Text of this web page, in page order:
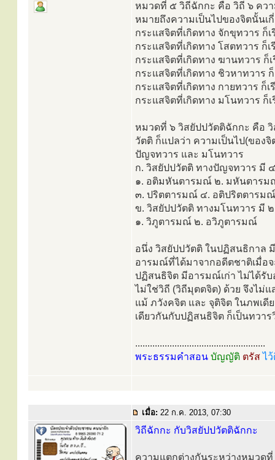
หมวดที่ ๕ วิถีฉักกะ คือ วิถี ๖ คว
หมายถึงความเป็นไปของจิตนั้นเ
กระแสจิตที่เกิดทาง จักขุทวาร ก็
กระแสจิตที่เกิดทาง โสตทวาร ก็
กระแสจิตที่เกิดทาง ฆานทวาร ก็
กระแสจิตที่เกิดทาง ชิวหาทวาร
กระแสจิตที่เกิดทาง กายทวาร ก็เ
กระแสจิตที่เกิดทาง มโนทวาร ก็
หมวดที่ ๖ วิสยัปปวัตติฉักกะ คือ
วัตติ ก็แปลว่า ความเป็นไป(ของ
ปัญจทวาร และ มโนทวาร
ก. วิสยัปปวัตติ ทางปัญจทวาร มี
๑. อติมหันตารมณ์ ๒. มหันตารม
๓. ปริตตารมณ์ ๔. อติปริตตารมณ์
ข. วิสยัปปวัตติ ทางมโนทวาร มี
๑. วิภูตารมณ์ ๒. อวิภูตารมณ์
อนึ่ง วิสยัปปวัตติ ในปฏิสนธิกาล
อารมณ์ที่ได้มาจากอดีตชาติเมื่อ
ปฏิสนธิจิต มีอารมณ์เก่า ไม่ได้รั
ไม่ใช่วิถี (วิถีมุตตจิต) ด้วย จึงไม่แ
แม้ ภวังคจิต และ จุติจิต ในภพเดี
เดียวกันกับปฏิสนธิจิต ก็เป็นทวา
.....................................................
พระธรรมคำสอน บัญญัติ ตรัสไ
เมื่อ: 22 ก.ค. 2013, 07:30
วิถีฉักกะ กับวิสยัปปวัตติฉักกะ
ความแตกต่างกันระหว่างหมวด